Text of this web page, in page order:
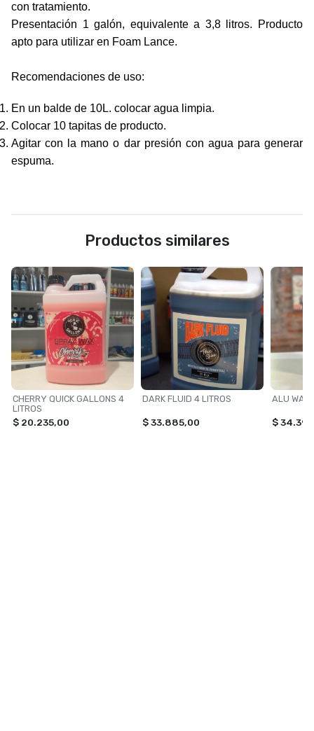
con tratamiento.
Presentación 1 galón, equivalente a 3,8 litros. Producto
apto para utilizar en Foam Lance.
Recomendaciones de uso:
En un balde de 10L. colocar agua limpia.
Colocar 10 tapitas de producto.
Agitar con la mano o dar presión con agua para generar
espuma.
Productos similares
CHERRY QUICK GALLONS 4
LITROS
$ 20.235,00
DARK FLUID 4 LITROS
$ 33.885,00
ALU
$